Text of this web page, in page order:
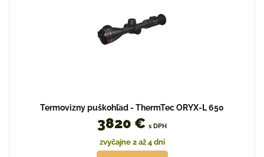
Termovizny puškohľad - ThermTec ORYX-L 650
3820 € s DPH
zvyčajne 2 až 4 dni